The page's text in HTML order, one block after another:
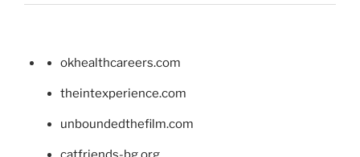
okhealthcareers.com
theintexperience.com
unboundedthefilm.com